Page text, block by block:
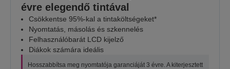
évre elegendő tintával
Csökkentse 95%-kal a tintaköltségeket*
Nyomtatás, másolás és szkennelés
Felhasználóbarát LCD kijelző
Diákok számára ideális
Hosszabbítsa meg nyomtatója garanciáját 3 évre. A kiterjesztett